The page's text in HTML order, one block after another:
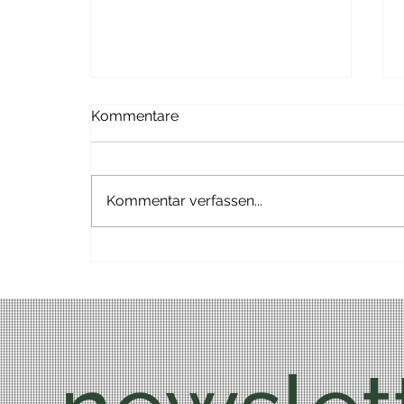
Low Carb
Kommentare
Kommentar verfassen...